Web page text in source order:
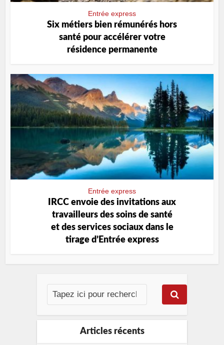
Entrée express
Six métiers bien rémunérés hors
santé pour accélérer votre
résidence permanente
Entrée express
IRCC envoie des invitations aux
travailleurs des soins de santé
et des services sociaux dans le
tirage d’Entrée express
Articles récents